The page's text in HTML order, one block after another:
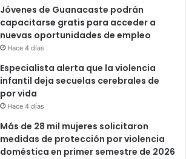
Jóvenes de Guanacaste podrán
capacitarse gratis para acceder a
nuevas oportunidades de empleo
Hace 4 días
Especialista alerta que la violencia
infantil deja secuelas cerebrales de
por vida
Hace 4 días
Más de 28 mil mujeres solicitaron
medidas de protección por violencia
doméstica en primer semestre de 2026